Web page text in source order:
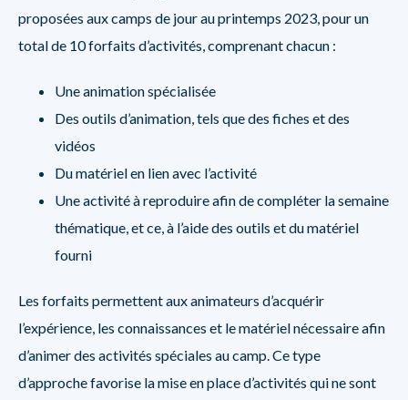
proposées aux camps de jour au printemps 2023, pour un
total de 10 forfaits d’activités, comprenant chacun :
Une animation spécialisée
Des outils d’animation, tels que des fiches et des
vidéos
Du matériel en lien avec l’activité
Une activité à reproduire afin de compléter la semaine
thématique, et ce, à l’aide des outils et du matériel
fourni
Les forfaits permettent aux animateurs d’acquérir
l’expérience, les connaissances et le matériel nécessaire afin
d’animer des activités spéciales au camp. Ce type
d’approche favorise la mise en place d’activités qui ne sont